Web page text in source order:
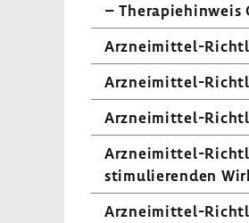
– Thera­pie­hin­weis
Arzneimittel-​
Arzneimittel-​
Arzneimittel-​
Arzneimittel-​
stimulierenden
Arzneimittel-​